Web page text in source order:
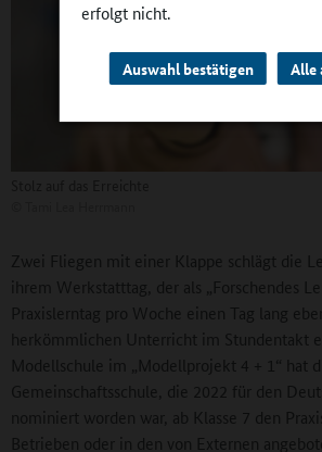
erfolgt nicht.
Auswahl bestätigen Alle
Zwei Fliegen mit einer Klappe schlägt die
ihrem Werkstatttag, der als „Forschendes
Praxislerntag pro Woche einen Tag lang
herkömmlichen Unterricht im Stundentakt
Modellschule im „Modellprojekt 4 + 1“ hat
Gemeinschaftsschule, die 2022 für den
nominiert worden war, ab Klasse 7 den
Betrieben oder in den von Externen